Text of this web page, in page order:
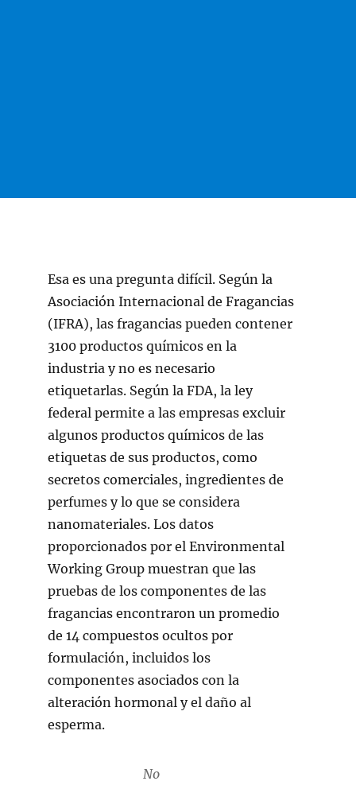
Esa es una pregunta difícil. Según la
Asociación Internacional de Fragancias
(IFRA), las fragancias pueden contener
3100 productos químicos en la
industria y no es necesario
etiquetarlas. Según la FDA, la ley
federal permite a las empresas excluir
algunos productos químicos de las
etiquetas de sus productos, como
secretos comerciales, ingredientes de
perfumes y lo que se considera
nanomateriales. Los datos
proporcionados por el Environmental
Working Group muestran que las
pruebas de los componentes de las
fragancias encontraron un promedio
de 14 compuestos ocultos por
formulación, incluidos los
componentes asociados con la
alteración hormonal y el daño al
esperma.
No